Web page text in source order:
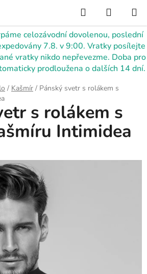
celozávodní dovolenou, poslední
7.8. v 9:00. Vratky posílejte
vratky nikdo nepřevezme. Doba pro
prodloužena o dalších 14 dní.
Hledat
KOŠÍK
/ Kašmír / Pánský svetr s rolákem s
s rolákem s
Intimidea